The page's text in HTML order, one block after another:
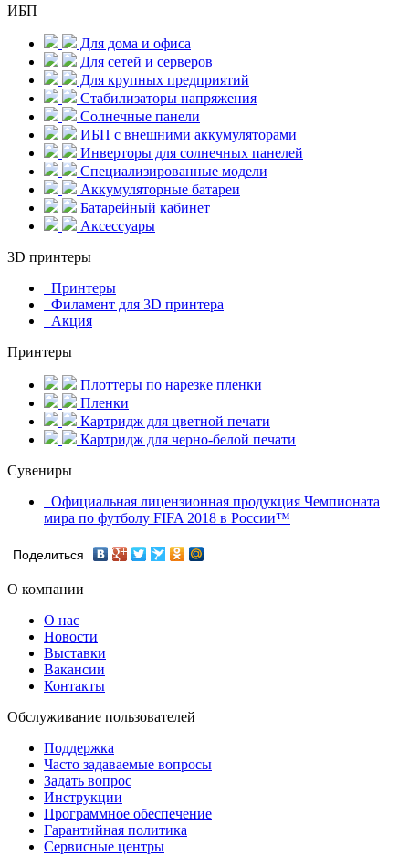
ИБП
Для дома и офиса
Для сетей и серверов
Для крупных предприятий
Стабилизаторы напряжения
Солнечные панели
ИБП с внешними аккумуляторами
Инверторы для солнечных панелей
Специализированные модели
Аккумуляторные батареи
Батарейный кабинет
Аксессуары
3D принтеры
Принтеры
Филамент для 3D принтера
Акция
Принтеры
Плоттеры по нарезке пленки
Пленки
Картридж для цветной печати
Картридж для черно-белой печати
Сувениры
Официальная лицензионная продукция Чемпионата
мира по футболу FIFA 2018 в России™
Поделиться
О компании
О нас
Новости
Выставки
Вакансии
Контакты
Обслуживание пользователей
Поддержка
Часто задаваемые вопросы
Задать вопрос
Инструкции
Программное обеспечение
Гарантийная политика
Сервисные центры